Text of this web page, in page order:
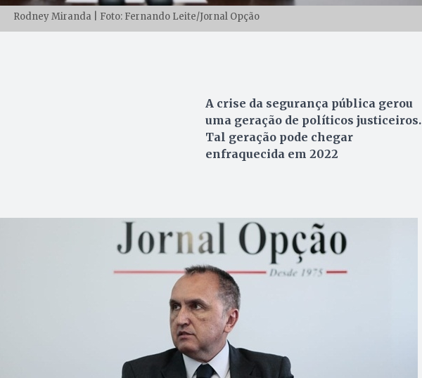
Rodney Miranda | Foto: Fernando Leite/Jornal Opção
A crise da segurança pública gerou
uma geração de políticos justiceiros.
Tal geração pode chegar
enfraquecida em 2022